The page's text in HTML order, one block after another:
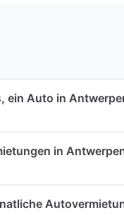
ein Auto in
in